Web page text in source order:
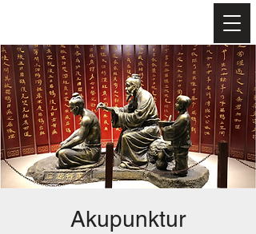
™-Akademie
Akupunktur